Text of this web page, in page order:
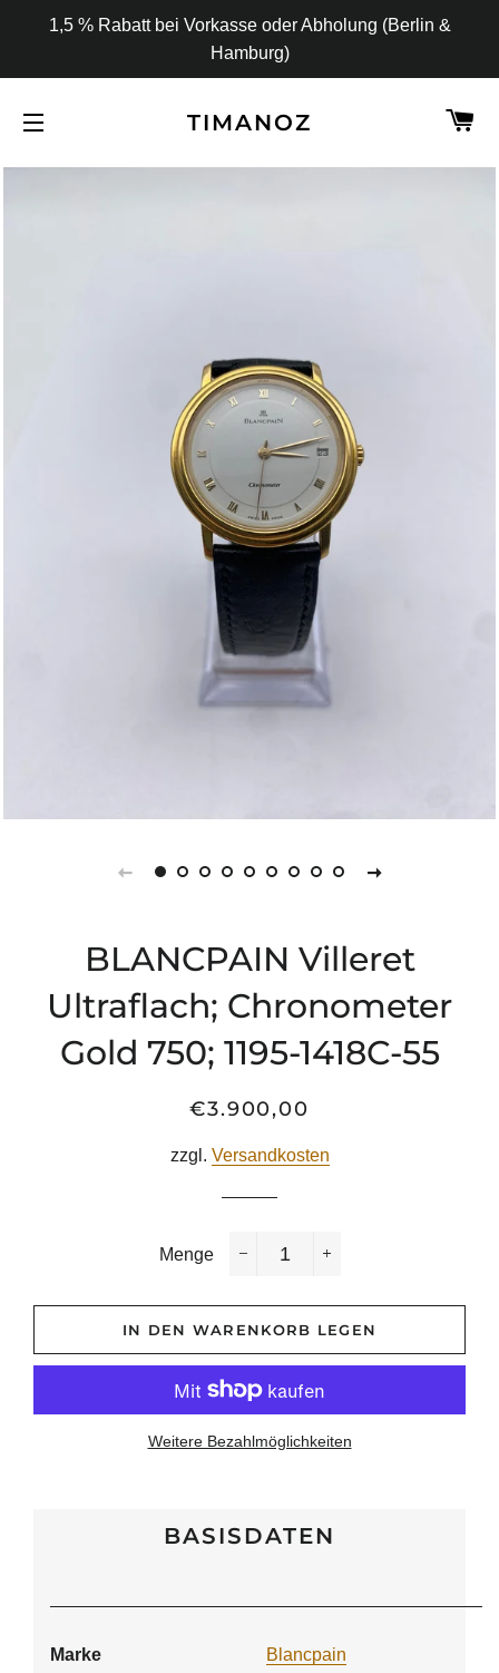
1,5 % Rabatt bei Vorkasse oder Abholung (Berlin &
Hamburg)
TIMANOZ
BLANCPAIN Villeret
Ultraflach; Chronometer
Gold 750; 1195-1418C-55
Normaler
Sonderpreis
€3.900,00
zzgl. Versandkosten
Menge
IN DEN WARENKORB LEGEN
Weitere Bezahlmöglichkeiten
BASISDATEN
Marke Blancpain